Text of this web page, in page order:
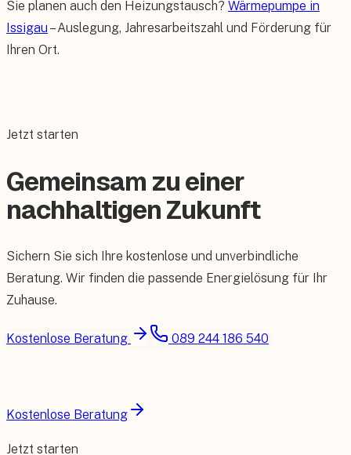
Sie planen auch den Heizungstausch? Wärmepumpe in
Issigau – Auslegung, Jahresarbeitszahl und Förderung für
Ihren Ort.
Jetzt starten
Gemeinsam zu einer
nachhaltigen Zukunft
Sichern Sie sich Ihre kostenlose und unverbindliche
Beratung. Wir finden die passende Energielösung für Ihr
Zuhause.
Kostenlose Beratung 089 244 186 540
Kostenlose Beratung
Jetzt starten